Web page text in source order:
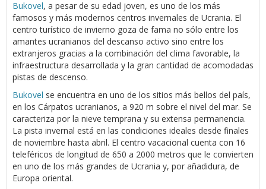
Bukovel, a pesar de su edad joven, es uno de los más
famosos y más modernos centros invernales de Ucrania. El
centro turístico de invierno goza de fama no sólo entre los
amantes ucranianos del descanso activo sino entre los
extranjeros gracias a la combinación del clima favorable, la
infraestructura desarrollada y la gran cantidad de acomodadas
pistas de descenso.
Bukovel se encuentra en uno de los sitios más bellos del país,
en los Cárpatos ucranianos, a 920 m sobre el nivel del mar. Se
caracteriza por la nieve temprana y su extensa permanencia.
La pista invernal está en las condiciones ideales desde finales
de noviembre hasta abril. El centro vacacional cuenta con 16
teleféricos de longitud de 650 a 2000 metros que le convierten
en uno de los más grandes de Ucrania y, por añadidura, de
Europa oriental.